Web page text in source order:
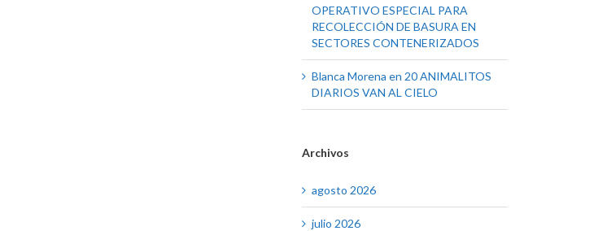
OPERATIVO ESPECIAL PARA
RECOLECCIÓN DE BASURA EN
SECTORES CONTENERIZADOS
Blanca Morena en 20 ANIMALITOS
DIARIOS VAN AL CIELO
Archivos
agosto 2026
julio 2026